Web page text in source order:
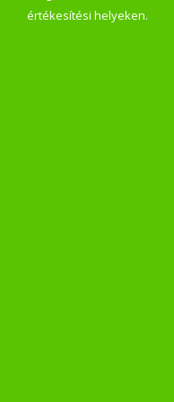
értékesítési helyeken.